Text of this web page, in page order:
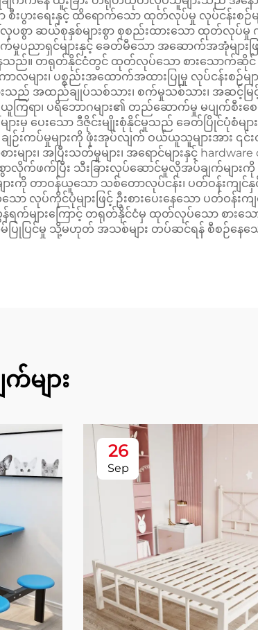
ပွားရေးနှင့် ထိရောက်သော ထုတ်လုပ်မှု လုပ်ငန်းစဉ်မ
ပစွာ ဆယ်စုနှစ်များစွာ စုစည်းထားသော ထုတ်လုပ်မှု
က်မှုပညာရှင်များနှင့် ခေတ်မီသော အဆောက်အအုံမျာ
သည်။ တရုတ်နိုင်ငံတွင် ထုတ်လုပ်သော စားသောက်ဆိုင် ပ
ား၊ ပစ္စည်းအထောက်အထားပြုမှု လုပ်ငန်းစဉ်မျာ
သည် အထည်ချုပ်သစ်သား၊ စက်မှုသစ်သား၊ အဆင့်မြင့်
ရာ၊ ပရိဘောဂများ၏ တည်ဆောက်မှု မပျက်စီးစ
ပေးသော ဒီဇိုင်းမျိုးစုံနိုင်မှုသည် ခေတ်ပြိုင်ပုံစံမျာ
ျဉ်းကပ်မှုများကို ဖုံးအုပ်လျက် ဝယ်ယူသူများအား ၎
အပြီးသတ်မှုများ၊ အရောင်များနှင့် hardware
က်ဖက်ပြီး သီးခြားလုပ်ဆောင်မှုလိုအပ်ချက်များ
ကို တာဝန်ယူသော သစ်တောလုပ်ငန်း၊ ပတ်ဝန်းကျင်
လုပ်ကိုင်ပုံများဖြင့် ဦးစားပေးနေသော ပတ်ဝန်းက
ရက်များကြောင့် တရုတ်နိုင်ငံမှ ထုတ်လုပ်သော စားသ
အိမ်ပြုပြင်မှု သို့မဟုတ် အသစ်များ တပ်ဆင်ရန် စီစဉ်န
များ
26
Sep